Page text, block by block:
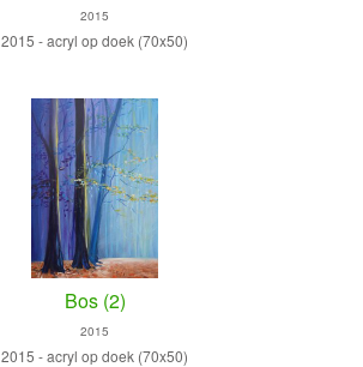
2015
2015 - acryl op doek (70x50)
Bos (2)
2015
2015 - acryl op doek (70x50)